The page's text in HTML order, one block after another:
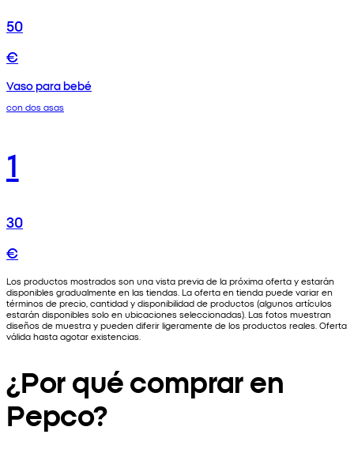
50
€
Vaso para bebé
con dos asas
1
30
€
Los productos mostrados son una vista previa de la próxima oferta y estarán
disponibles gradualmente en las tiendas. La oferta en tienda puede variar en
términos de precio, cantidad y disponibilidad de productos (algunos artículos
estarán disponibles solo en ubicaciones seleccionadas). Las fotos muestran
diseños de muestra y pueden diferir ligeramente de los productos reales. Oferta
válida hasta agotar existencias.
¿Por qué comprar en
Pepco?